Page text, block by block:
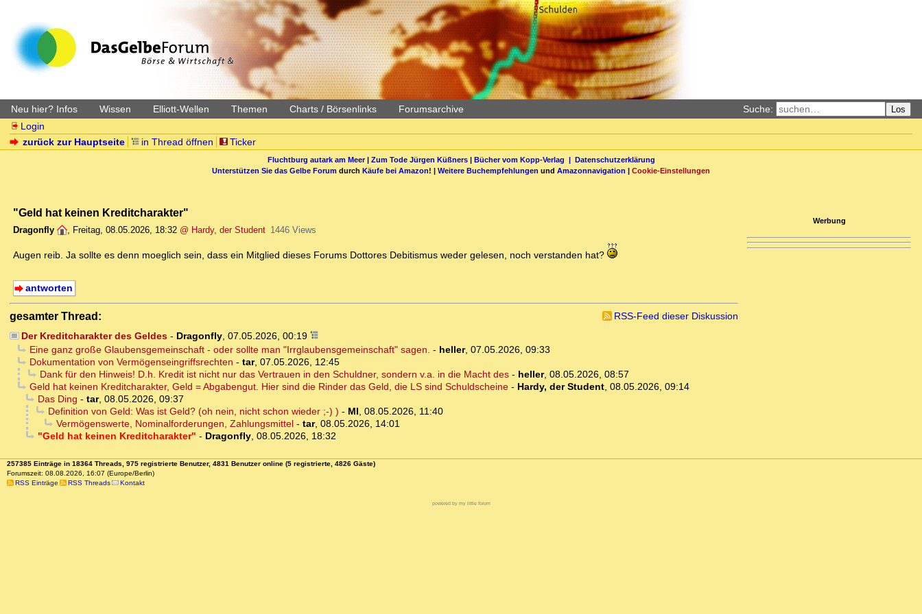
Neu hier? Infos Wissen Elliott-Wellen Themen Charts / Börsenlinks Forumsarchive Suche: Los
Login
zurück zur Hauptseite
in Thread öffnen Ticker
Fluchtburg autark am Meer| Zum Tode Jürgen Küßners| Bücher vom Kopp-Verlag | Datenschutzerklärung
Unterstützen Sie das Gelbe Forum durch Käufe bei Amazon! | Weitere Buchempfehlungen und Amazonnavigation | Cookie-Einstellungen
"Geld hat keinen Kreditcharakter"
Dragonfly , Freitag, 08.05.2026, 18:32 @ Hardy, der Student 1446 Views
Augen reib. Ja sollte es denn moeglich sein, dass ein Mitglied dieses Forums Dottores Debitismus weder gelesen, noch verstanden hat?
antworten
gesamter Thread:
RSS-Feed dieser Diskussion
Der Kreditcharakter des Geldes- Dragonfly, 07.05.2026, 00:19
Eine ganz große Glaubensgemeinschaft - oder sollte man "Irrglaubensgemeinschaft" sagen. - heller, 07.05.2026, 09:33
Dokumentation von Vermögenseingriffsrechten - tar, 07.05.2026, 12:45
Dank für den Hinweis! D.h. Kredit ist nicht nur das Vertrauen in den Schuldner, sondern v.a. in die Macht des- heller, 08.05.2026, 08:57
Geld hat keinen Kreditcharakter, Geld = Abgabengut. Hier sind die Rinder das Geld, die LS sind Schuldscheine- Hardy, der Student, 08.05.2026, 09:14
Das Ding - tar, 08.05.2026, 09:37
Definition von Geld: Was ist Geld? (oh nein, nicht schon wieder ;-) ) - MI, 08.05.2026, 11:40
Vermögenswerte, Nominalforderungen, Zahlungsmittel- tar, 08.05.2026, 14:01
"Geld hat keinen Kreditcharakter" - Dragonfly, 08.05.2026, 18:32
Werbung
257385 Einträge in 18364 Threads, 975 registrierte Benutzer, 4831 Benutzer online (5 registrierte, 4826 Gäste)
Forumszeit: 08.08.2026, 16:07 (Europe/Berlin)
RSS Einträge
RSS Threads Kontakt
powered by my little forum